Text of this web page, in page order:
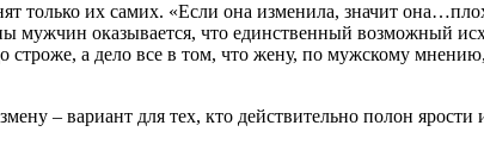
только их самих. «Если она изменила, значит
мужчин оказывается, что единственный возможный
строже, а дело все в том, что жену, по мужскому
– вариант для тех, кто действительно полон ярости